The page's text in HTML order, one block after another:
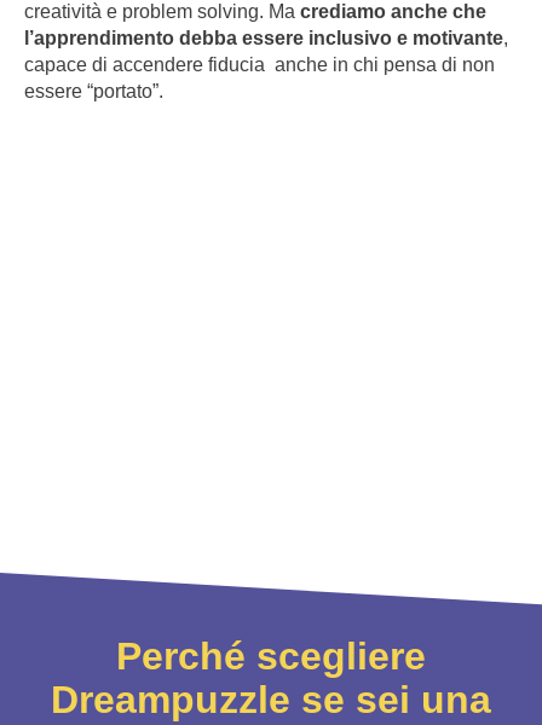
creatività e problem solving. Ma crediamo anche che
l’apprendimento debba essere inclusivo e motivante,
capace di accendere fiducia anche in chi pensa di non
essere “portato”.
Perché scegliere
Dreampuzzle se sei una